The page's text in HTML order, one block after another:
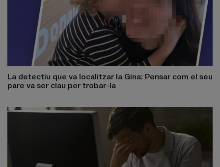
La detectiu que va localitzar la Gina: Pensar com el seu
pare va ser clau per trobar-la